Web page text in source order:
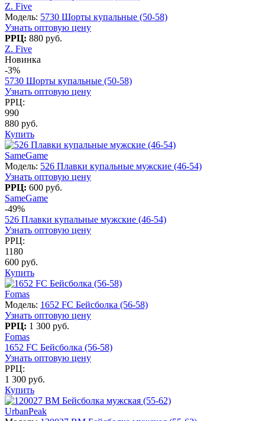
Z. Five
Модель: 5730 Шорты купальные (50-58)
Узнать оптовую цену
РРЦ: 880 руб.
Z. Five
Новинка
-3%
5730 Шорты купальные (50-58)
Узнать оптовую цену
РРЦ:
990
880 руб.
Купить
SameGame
Модель: 526 Плавки купальные мужские (46-54)
Узнать оптовую цену
РРЦ: 600 руб.
SameGame
-49%
526 Плавки купальные мужские (46-54)
Узнать оптовую цену
РРЦ:
1180
600 руб.
Купить
Fomas
Модель: 1652 FC Бейсболка (56-58)
Узнать оптовую цену
РРЦ: 1 300 руб.
Fomas
1652 FC Бейсболка (56-58)
Узнать оптовую цену
РРЦ:
1 300 руб.
Купить
UrbanPeak